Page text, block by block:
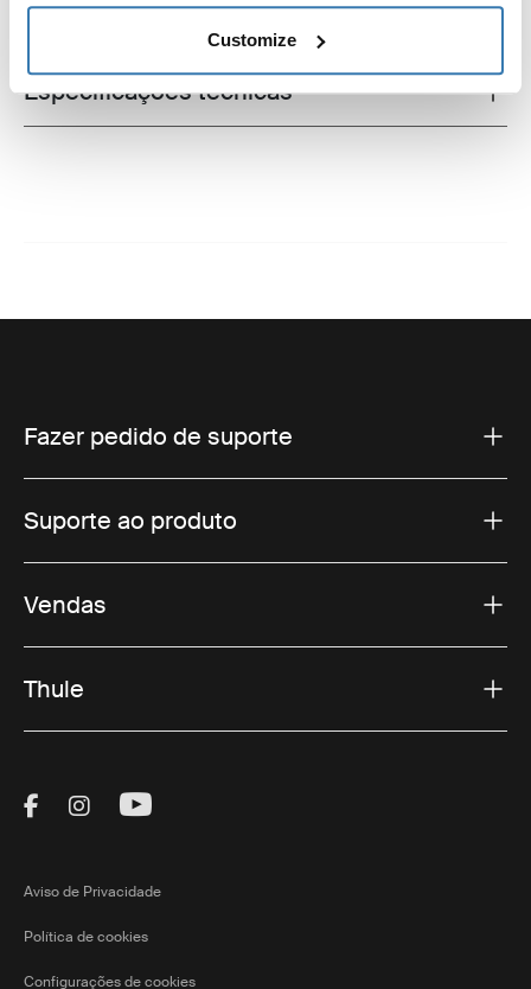
Customize
Toggle techspec
Especificações técnicas
Fazer pedido de suporte
Suporte ao produto
Vendas
Thule
Visit Thule on Facebook (external link)
Visit Thule on Instagram (external link)
Visit Thule on Youtube (external
Aviso de Privacidade
Política de cookies
Configurações de cookies